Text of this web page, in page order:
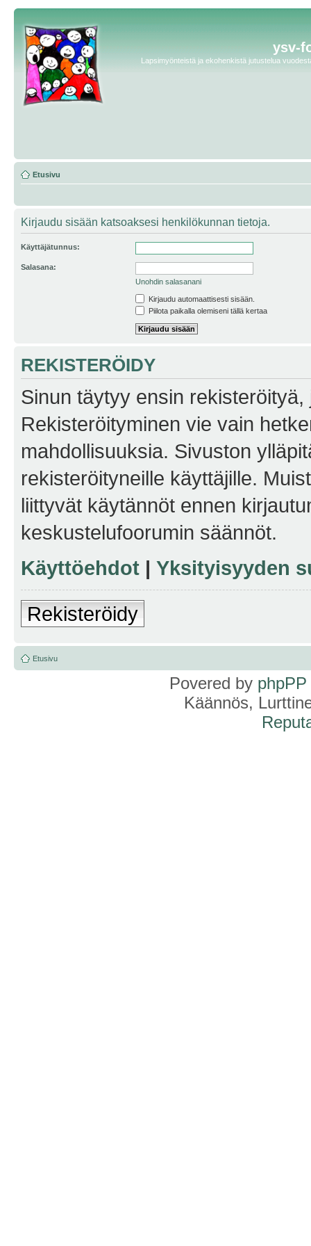
ysv-
Lapsimyönteistä ja ekohenkistä jutustelua
Etusivu
Kirjaudu sisään katsoaksesi henkilökunnan tietoja.
Käyttäjätunnus:
Salasana:
Unohdin salasanani
Kirjaudu automaattisesti sisään.
Piilota paikalla olemiseni tällä kertaa
REKISTERÖIDY
Sinun täytyy ensin
Rekisteröityminen vie vain
mahdollisuuksia. Sivuston
rekisteröityneille käyttäjille.
liittyvät käytännöt ennen
keskustelufoorumin säännöt.
Käyttöehdot | Yksityisyyden
Rekisteröidy
Etusivu
Povered by phpPP
Käännös,